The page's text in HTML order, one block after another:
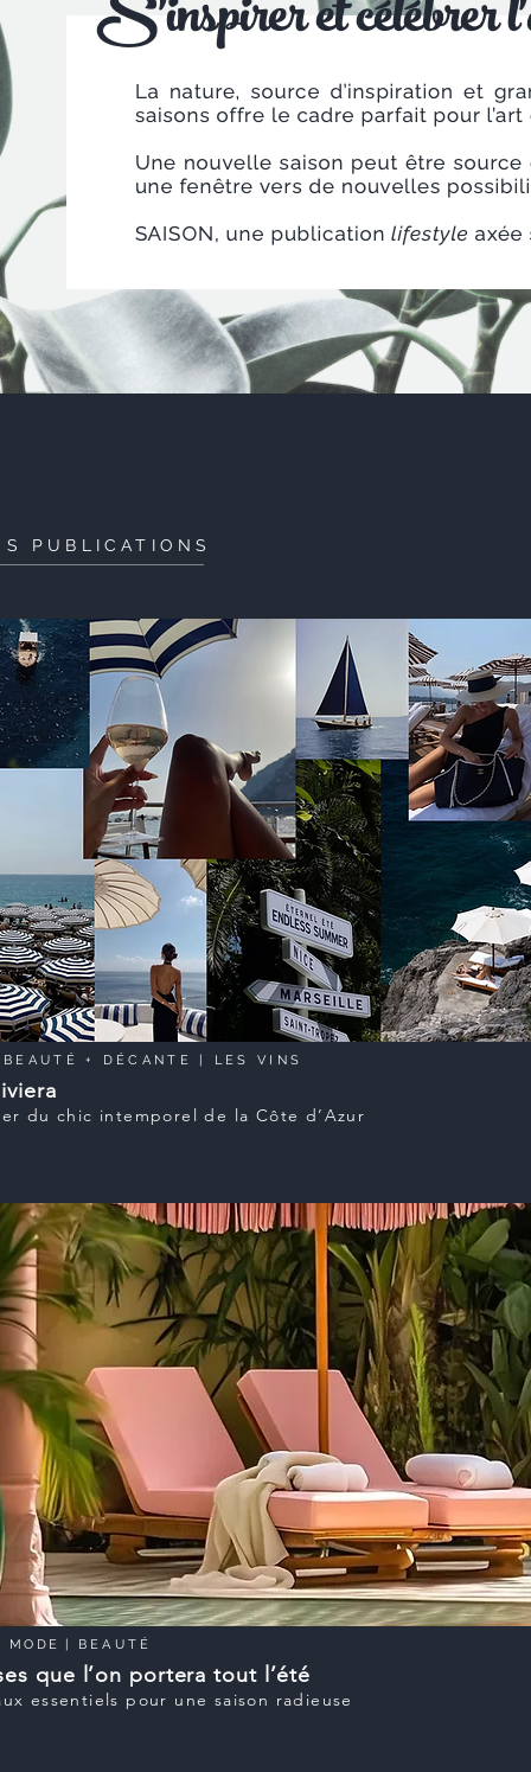
PUBLICATIONS
BEAUTÉ + DÉCANTE | LES VINS
du chic intemporel de la Côte d’Azur
MODE | BEAUTÉ
que l’on portera tout l’été
essentiels pour une saison radieuse